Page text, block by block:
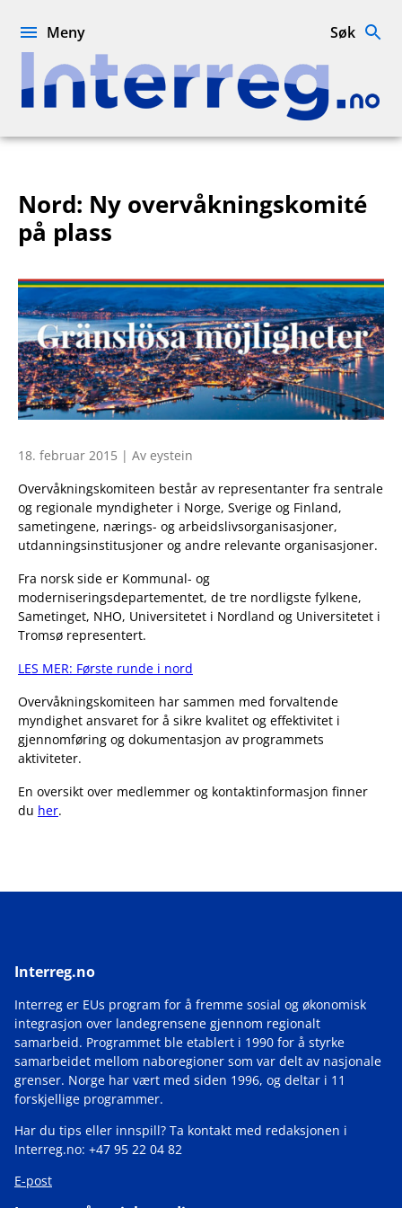
Interreg.no
Meny Søk
Nord: Ny overvåkningskomité
på plass
18. februar 2015 | Av eystein
Overvåkningskomiteen består av representanter fra sentrale
og regionale myndigheter i Norge, Sverige og Finland,
sametingene, nærings- og arbeidslivsorganisasjoner,
utdanningsinstitusjoner og andre relevante organisasjoner.
Fra norsk side er Kommunal- og
moderniseringsdepartementet, de tre nordligste fylkene,
Sametinget, NHO, Universitetet i Nordland og Universitetet i
Tromsø representert.
LES MER: Første runde i nord
Overvåkningskomiteen har sammen med forvaltende
myndighet ansvaret for å sikre kvalitet og effektivitet i
gjennomføring og dokumentasjon av programmets
aktiviteter.
En oversikt over medlemmer og kontaktinformasjon finner
du her.
Interreg.no
Interreg er EUs program for å fremme sosial og økonomisk
integrasjon over landegrensene gjennom regionalt
samarbeid. Programmet ble etablert i 1990 for å styrke
samarbeidet mellom naboregioner som var delt av nasjonale
grenser. Norge har vært med siden 1996, og deltar i 11
forskjellige programmer.
Har du tips eller innspill? Ta kontakt med redaksjonen i
Interreg.no: +47 95 22 04 82
E-post